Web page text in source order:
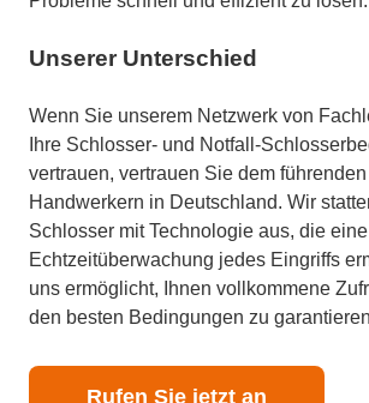
Unserer Unterschied
Wenn Sie unserem Netzwerk von
Ihre Schlosser- und Notfall-
vertrauen, vertrauen Sie dem
Handwerkern in Deutschland. Wir
Schlosser mit Technologie aus, die eine
Echtzeitüberwachung jedes Eingriffs
uns ermöglicht, Ihnen vollkommene
den besten Bedingungen zu
Rufen Sie jetzt an